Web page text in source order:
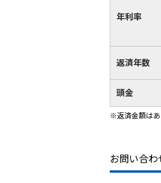
年利率
返済年数
頭金
※返済金額はあ
お問い合わ